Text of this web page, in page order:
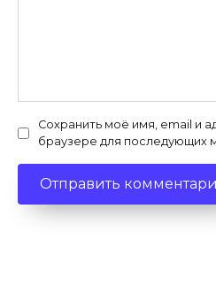
Сохранить моё имя, email и
браузере для последующих